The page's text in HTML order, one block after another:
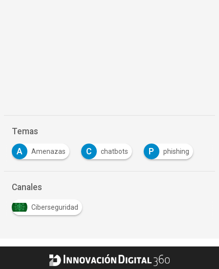
Temas
A Amenazas C chatbots P phishing
Canales
Ciberseguridad